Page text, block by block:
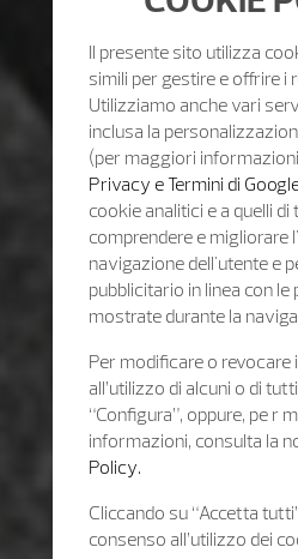
Il presente sito utilizza
simili per gestire e offrire i
Utilizziamo anche vari
inclusa la
(per maggiori
Privacy e Termini di
cookie analitici e a quelli di
comprendere e migliorare
navigazione dell'utente e
pubblicitario in linea con le
mostrate durante la
Per modificare o revocare
all’utilizzo di alcuni o di
“Configura”, oppure, pe r
informazioni, consulta la
Policy.
Cliccando su “Accetta
consenso all’utilizzo dei